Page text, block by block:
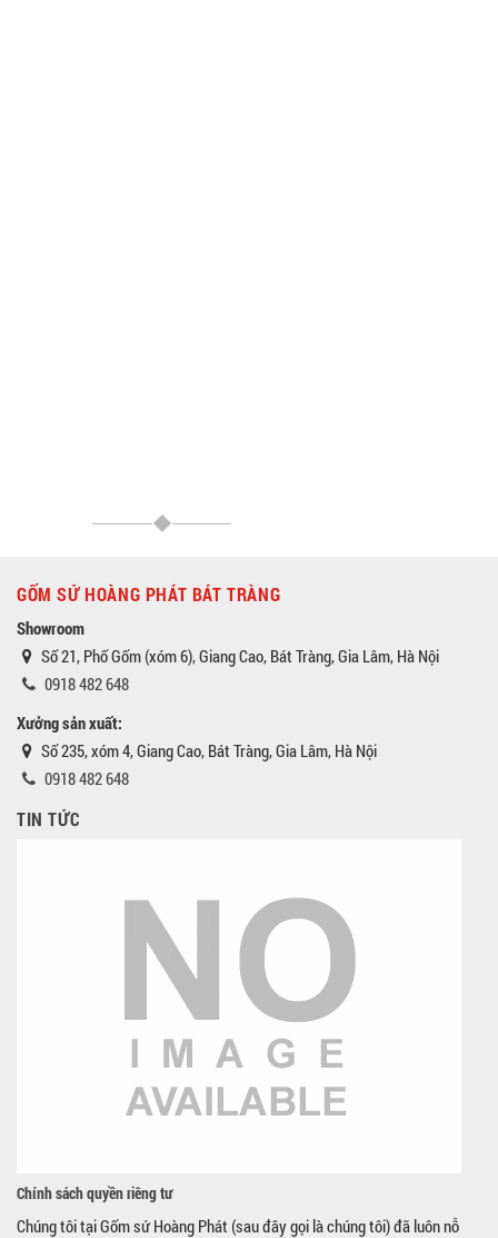
GỐM SỨ HOÀNG PHÁT BÁT TRÀNG
Showroom
Số 21, Phố Gốm (xóm 6), Giang Cao, Bát Tràng, Gia Lâm, Hà Nội
0918 482 648
Xưởng sản xuất:
Số 235, xóm 4, Giang Cao, Bát Tràng, Gia Lâm, Hà Nội
0918 482 648
TIN TỨC
Chính sách quyền riêng tư
Chúng tôi tại Gốm sứ Hoàng Phát (sau đây gọi là chúng tôi) đã luôn nỗ